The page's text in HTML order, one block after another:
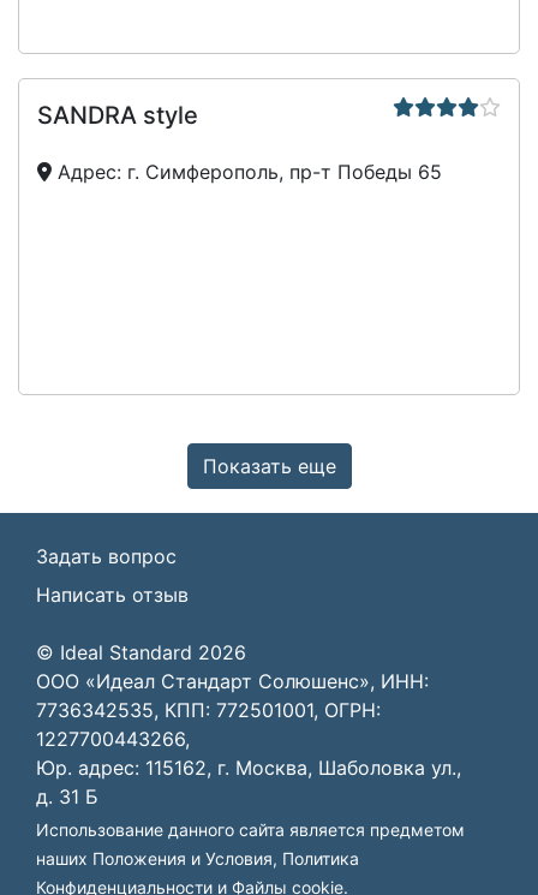
SANDRA style
Адрес: г. Симферополь, пр-т Победы 65
Показать еще
Задать вопрос
Написать отзыв
© Ideal Standard 2026
ООО «Идеал Стандарт Солюшенс», ИНН:
7736342535, КПП: 772501001, ОГРН:
1227700443266,
Юр. адрес: 115162, г. Москва, Шаболовка ул.,
д. 31 Б
Использование данного сайта является предметом
наших Положения и Условия, Политика
Конфиденциальности и Файлы cookie.